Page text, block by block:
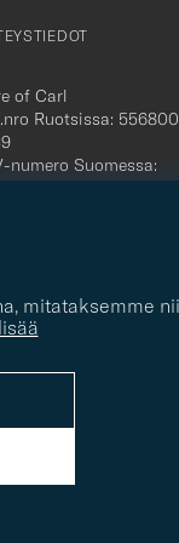
mitataksemme
of Carl
Ruotsissa:
numero Suomessa: